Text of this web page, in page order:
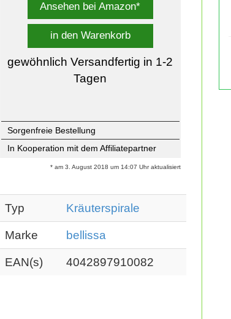
Ansehen bei Amazon*
in den Warenkorb
gewöhnlich Versandfertig in 1-2
Tagen
Sorgenfreie Bestellung
In Kooperation mit dem Affiliatepartner
* am 3. August 2018 um 14:07 Uhr aktualisiert
Typ Kräuterspirale
Marke bellissa
EAN(s) 4042897910082